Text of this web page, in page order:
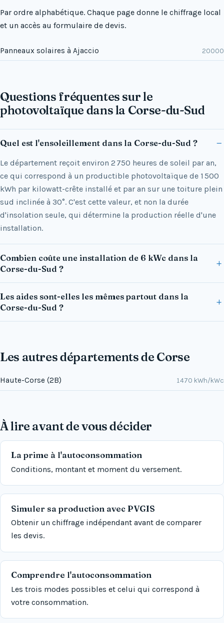
Par ordre alphabétique. Chaque page donne le chiffrage local
et un accès au formulaire de devis.
Panneaux solaires à Ajaccio 20000
Questions fréquentes sur le
photovoltaïque dans la Corse-du-Sud
Quel est l'ensoleillement dans la Corse-du-Sud ?
Le département reçoit environ 2 750 heures de soleil par an,
ce qui correspond à un productible photovoltaïque de 1 500
kWh par kilowatt-crête installé et par an sur une toiture plein
sud inclinée à 30°. C'est cette valeur, et non la durée
d'insolation seule, qui détermine la production réelle d'une
installation.
Combien coûte une installation de 6 kWc dans la
Corse-du-Sud ?
Les aides sont-elles les mêmes partout dans la
Corse-du-Sud ?
Les autres départements de Corse
Haute-Corse (2B) 1470 kWh/kWc
À lire avant de vous décider
La prime à l'autoconsommation
Conditions, montant et moment du versement.
Simuler sa production avec PVGIS
Obtenir un chiffrage indépendant avant de comparer
les devis.
Comprendre l'autoconsommation
Les trois modes possibles et celui qui correspond à
votre consommation.